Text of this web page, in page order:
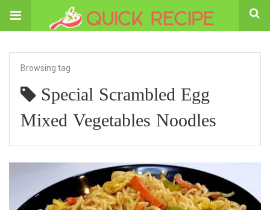
Browsing tag
Special Scrambled Egg
Mixed Vegetables Noodles